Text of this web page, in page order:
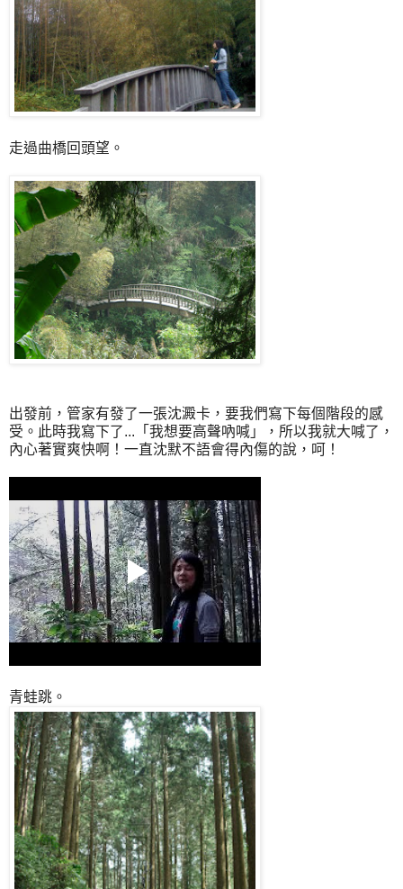
走過曲橋回頭望。
出發前，管家有發了一張沈澱卡，要我們寫下每個階段的感
受。此時我寫下了...「我想要高聲吶喊」，所以我就大喊了，
內心著實爽快啊！一直沈默不語會得內傷的說，呵！
青蛙跳。